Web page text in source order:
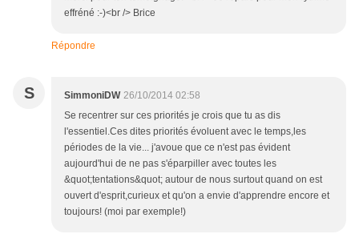
effréné :-)<br /> Brice
Répondre
S SimmoniDW 26/10/2014 02:58
Se recentrer sur ces priorités je crois que tu as dis
l'essentiel.Ces dites priorités évoluent avec le temps,les
périodes de la vie... j'avoue que ce n'est pas évident
aujourd'hui de ne pas s'éparpiller avec toutes les
&quot;tentations&quot; autour de nous surtout quand on est
ouvert d'esprit,curieux et qu'on a envie d'apprendre encore et
toujours! (moi par exemple!)